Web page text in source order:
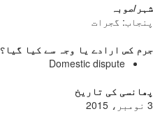
شہر/صوبہ
پنجاب: گجرات
جرم کس ارادے یا وجہ سے کیا گیا؟
Domestic dispute
پھانسی کی تاریخ
3 نومبر، 2015